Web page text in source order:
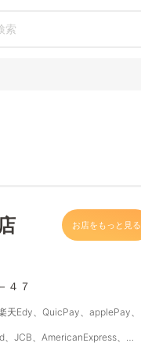
お店をもっと見る
４７
天Edy、QuicPay、applePay、
JCB、AmericanExpress、